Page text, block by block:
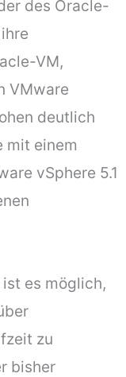
des Oracle-
VM,
VMware
deutlich
mit einem
vSphere 5.1
ist es möglich,
zu
bisher